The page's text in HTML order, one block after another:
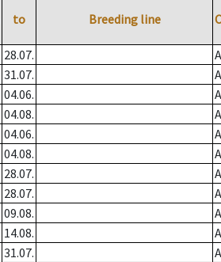
to Breeding line
28.07.
31.07.
04.06.
04.08.
04.06.
04.08.
28.07.
28.07.
09.08.
14.08.
31.07.